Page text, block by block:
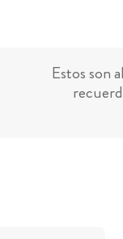
Estos son